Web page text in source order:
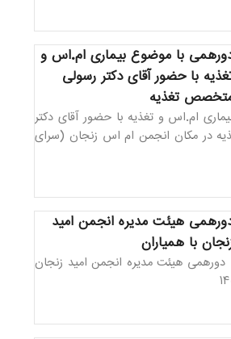
با موضوع بیماری ام.اس و
با حضور آقای دکتر رسولی
تغذیه
ام.اس و تغذیه با حضور آقای دکتر
در مکان انجمن ام اس زنجان (سرای
هیئت مدیره انجمن امید
با همیاران
دورهمی هیئت مدیره انجمن امید زنجان